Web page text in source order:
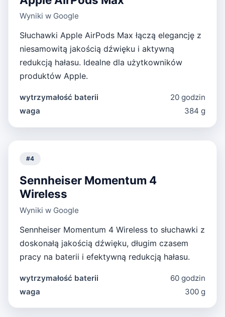
Wyniki w Google
Słuchawki Apple AirPods Max łączą elegancję z
niesamowitą jakością dźwięku i aktywną
redukcją hałasu. Idealne dla użytkowników
produktów Apple.
wytrzymałość baterii
20 godzin
waga
384 g
#4
Sennheiser Momentum 4
Wireless
Wyniki w Google
Sennheiser Momentum 4 Wireless to słuchawki z
doskonałą jakością dźwięku, długim czasem
pracy na baterii i efektywną redukcją hałasu.
wytrzymałość baterii
60 godzin
waga
300 g